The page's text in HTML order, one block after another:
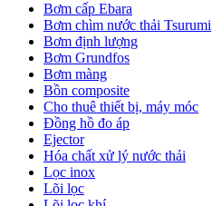
Bơm cấp Ebara
Bơm chìm nước thải Tsurumi
Bơm định lượng
Bơm Grundfos
Bơm màng
Bồn composite
Cho thuê thiết bị, máy móc
Đồng hồ đo áp
Ejector
Hóa chất xử lý nước thải
Lọc inox
Lõi lọc